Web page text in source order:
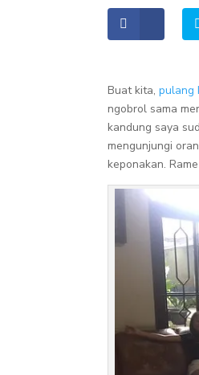
Buat kita,pulang
ngobrol sama
kandung saya
mengunjungi
keponakan.